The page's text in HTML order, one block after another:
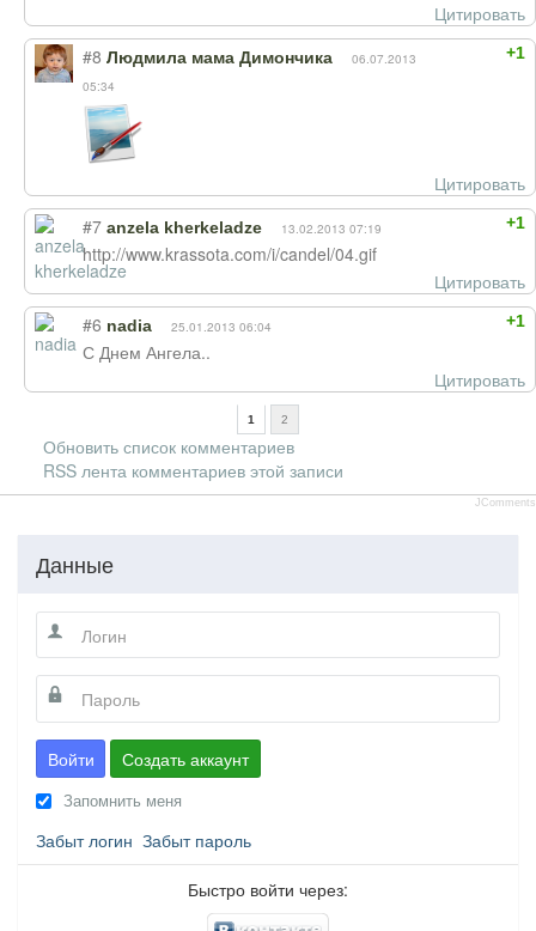
Цитировать
+1
#8 Людмила мама Димончика
06.07.2013
05:34
Цитировать
+1
#7 anzela kherkeladze 13.02.2013 07:19
http://www.krassota.com/i/candel/04.gif
Цитировать
+1
#6 nadia 25.01.2013 06:04
С Днем Ангела..
Цитировать
1 2
Обновить список комментариев
RSS лента комментариев этой записи
JComments
Данные
Войти Создать аккаунт
Запомнить меня
Забыт логин Забыт пароль
Быстро войти через: